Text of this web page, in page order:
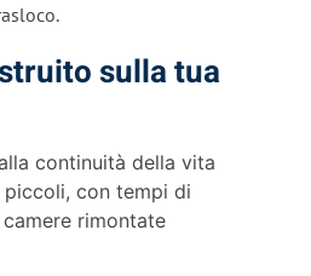
sulla tua
continuità della vita
con tempi di
rimontate